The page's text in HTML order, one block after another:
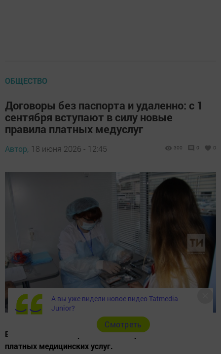
ОБЩЕСТВО
Договоры без паспорта и удаленно: с 1
сентября вступают в силу новые
правила платных медуслуг
Автор, 18 июня 2026 - 12:45 300 0 0
В России с 1 сентября изменятся правила оказания
платных медицинских услуг.
А вы уже видели новое видео Tatmedia
Junior?
Cмотреть